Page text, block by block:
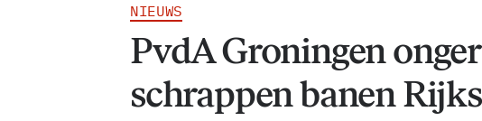
NIEUWS
PvdA Groningen
schrappen banen